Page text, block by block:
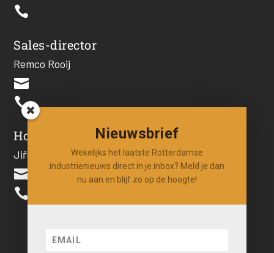

Sales-director
Remco Rooij


Hoofdredacteur
Jiří Hartog


Nieuwsbrief
Wekelijks het laatste Rotterdamse
industrienieuws direct in je inbox? Meld je dan
nu aan en blijf zo op de hoogte!